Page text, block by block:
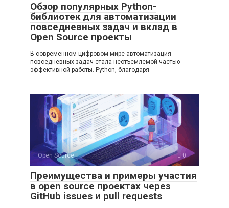
Обзор популярных Python-
библиотек для автоматизации
повседневных задач и вклад в
Open Source проекты
В современном цифровом мире автоматизация
повседневных задач стала неотъемлемой частью
эффективной работы. Python, благодаря
Open Source 0
Преимущества и примеры участия
в open source проектах через
GitHub issues и pull requests